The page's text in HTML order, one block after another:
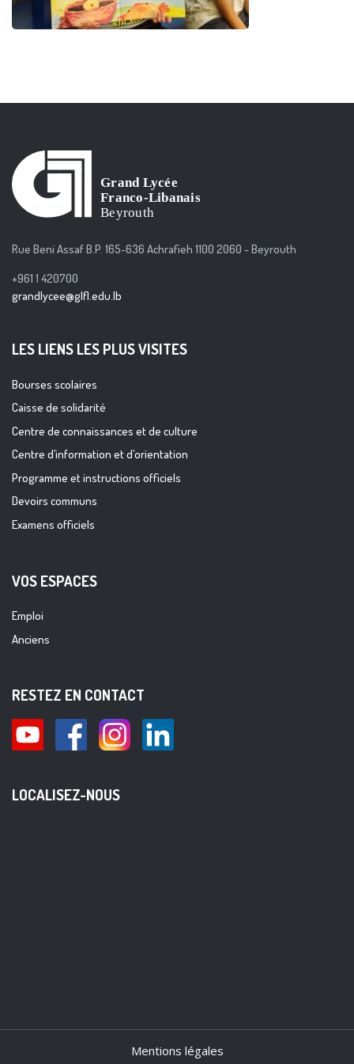
Rue Beni Assaf B.P. 165-636 Achrafieh 1100 2060 - Beyrouth
+961 1 420700
grandlycee@glfl.edu.lb
LES LIENS LES PLUS VISITES
Bourses scolaires
Caisse de solidarité
Centre de connaissances et de culture
Centre d’information et d’orientation
Programme et instructions officiels
Devoirs communs
Examens officiels
VOS ESPACES
Emploi
Anciens
RESTEZ EN CONTACT
LOCALISEZ-NOUS
Mentions légales